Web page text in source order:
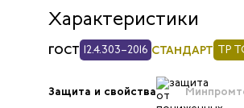
Характеристики
ГОСТ 12.4.303–2016 СТАНДАРТ ТР
Защита и свойства